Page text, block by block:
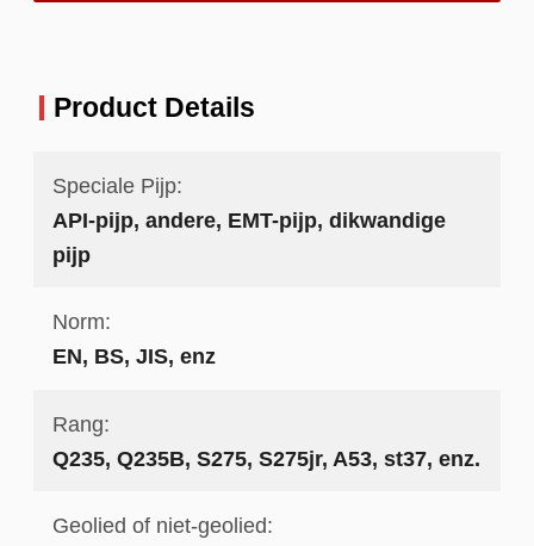
Product Details
Speciale Pijp:
API-pijp, andere, EMT-pijp, dikwandige
pijp
Norm:
EN, BS, JIS, enz
Rang:
Q235, Q235B, S275, S275jr, A53, st37, enz.
Geolied of niet-geolied: